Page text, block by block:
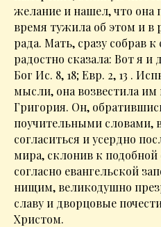
желание и нашел, что она
время тужила об этом и в
рада. Мать, сразу собрав к
радостно сказала: Вот я
Бог Ис. 8, 18; Евр. 2, 13 .
мысли, она возвестила им
Григория. Он,
поучительными словами,
согласиться и усердно
мира, склонив к
согласно евангельской
нищим, великодушно
славу и дворцовые
Христом.